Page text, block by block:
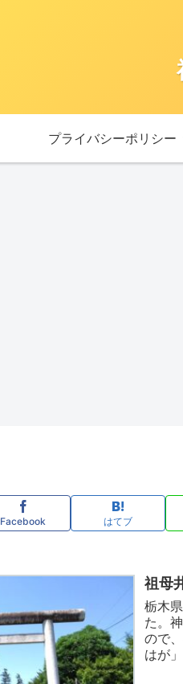
プライバシーポリシー
Facebook はてブ
祖母
栃木
た。
ので
はが